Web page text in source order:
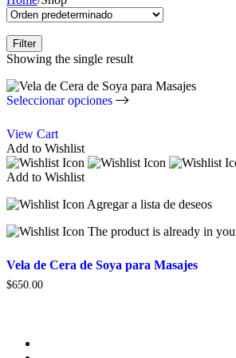
Filter
Showing the single result
Seleccionar opciones
View Cart
Add to Wishlist
Add to Wishlist
Agregar a lista de deseos
The product is already in
Vela de Cera de Soya para Masajes
$650.00